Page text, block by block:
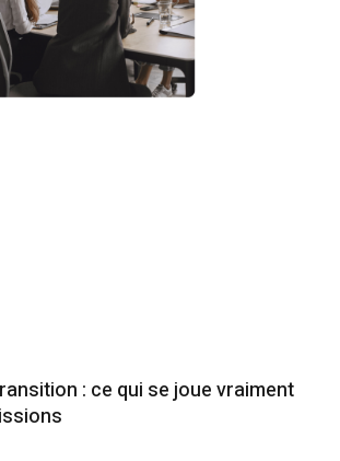
: ce qui se joue vraiment